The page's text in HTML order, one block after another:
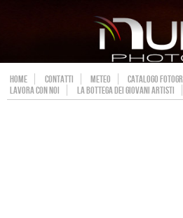
HOME CONTATTI METEO
CATALOGO
LAVORA CON NOI
LA BOTTEGA DEI GIOVANI ARTISTI